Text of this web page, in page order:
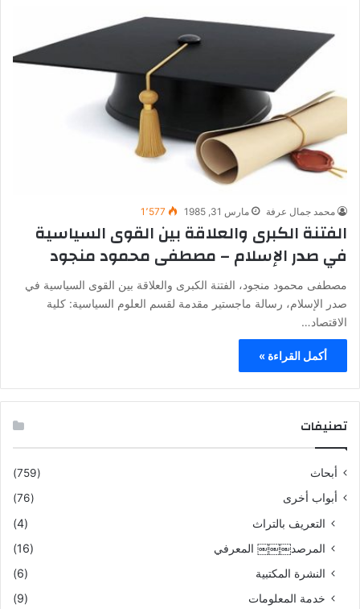
محمد جمال عرفة مارس 31, 1985 1٬577
الفتنة الكبرى والعلاقة بين القوى السياسية
في صدر الإسلام – مصطفى محمود منجود
مصطفى محمود منجود، الفتنة الكبرى والعلاقة بين القوى السياسية في
صدر الإسلام، رسالة ماجستير مقدمة لقسم العلوم السياسية: كلية
الاقتصاد…
أكمل القراءة »
تصنيفات
أبحاث
(759)
أبواب أخرى
(76)
التعريف بالتراث
(4)
المرصد￼￼￼ المعرفي
(16)
النشرة المكتبية
(6)
خدمة المعلومات
(9)